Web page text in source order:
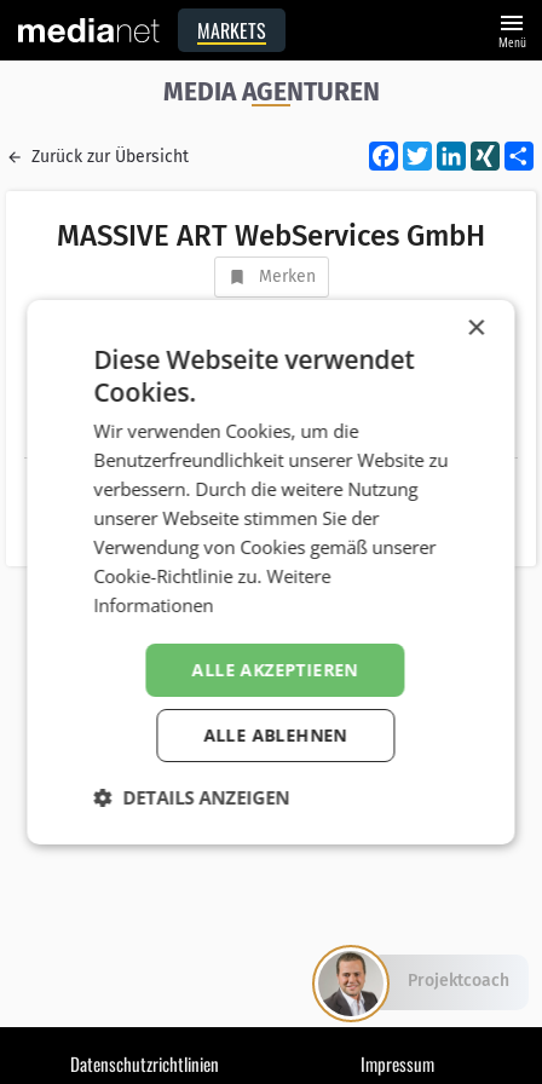
MARKETS menu
Menü
MEDIA AGENTUREN
Zurück zur Übersicht Facebook
Twitter XING
MASSIVE ART WebServices GmbH
Merken
AT 6850 Dornbirn
Telefonnummer +43 (5572) 906090
Website http://www.massiveart.com
Datenschutzrichtlinien Impressum
×
Diese Webseite verwendet
Cookies.
Wir verwenden Cookies, um die
Benutzerfreundlichkeit unserer Website zu
verbessern. Durch die weitere Nutzung
unserer Webseite stimmen Sie der
Verwendung von Cookies gemäß unserer
Cookie-Richtlinie zu.Weitere
Informationen
ALLE AKZEPTIEREN
ALLE ABLEHNEN
DETAILS ANZEIGEN
Projektcoach